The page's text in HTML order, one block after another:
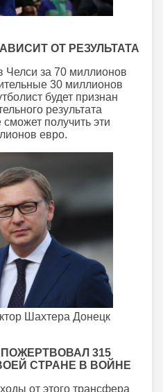
ОТ РЕЗУЛЬТАТА
Челси за 70 миллионов
30 миллионов
будет признан
результата
получить эти
евро.
Шахтера Донецк
315
СТРАНЕ В ВОЙНЕ
от этого трансфера